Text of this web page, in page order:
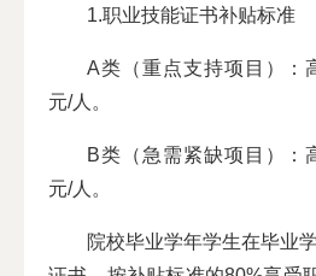
1.职业技能证书补贴标准
A类（重点支持项目）：
元/人。
B类（急需紧缺项目）：
元/人。
院校毕业学年学生在毕业